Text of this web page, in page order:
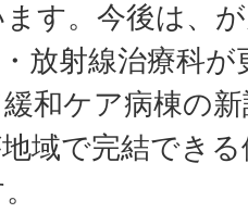
す。今後は、
放射線治療科
和ケア病棟の
域で完結でき